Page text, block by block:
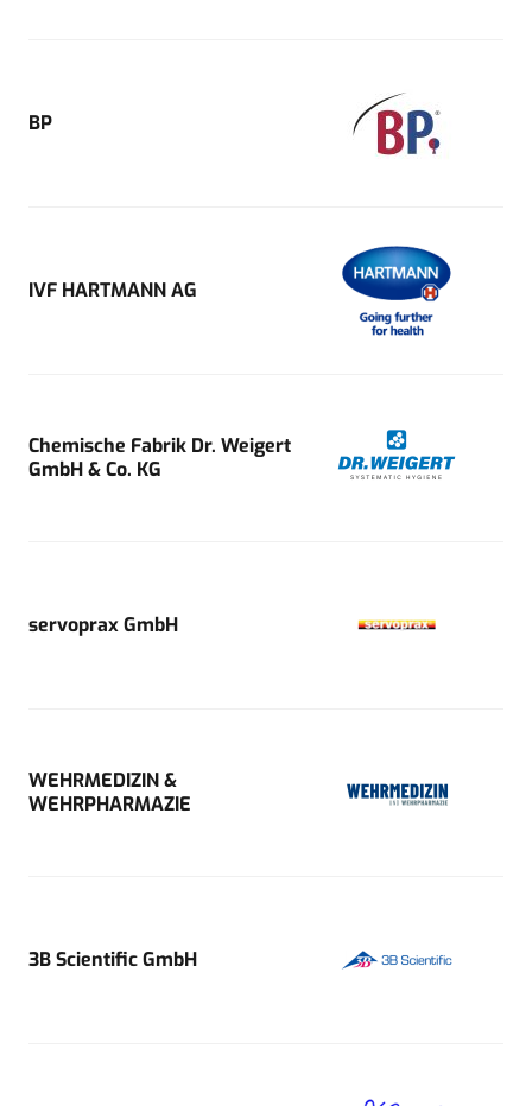
BP
IVF HARTMANN AG
Chemische Fabrik Dr. Weigert
GmbH & Co. KG
servoprax GmbH
WEHRMEDIZIN &
WEHRPHARMAZIE
3B Scientific GmbH